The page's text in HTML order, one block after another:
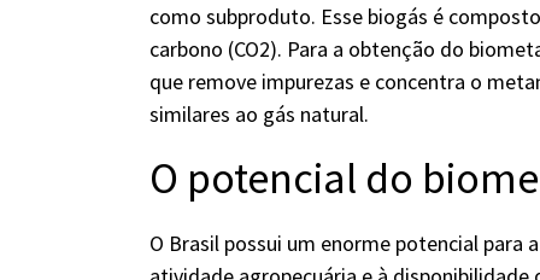
como subproduto. Esse biogás é
carbono (CO2). Para a obtenção do
que remove impurezas e concentra o
similares ao gás natural.
O potencial do
O Brasil possui um enorme potencial para